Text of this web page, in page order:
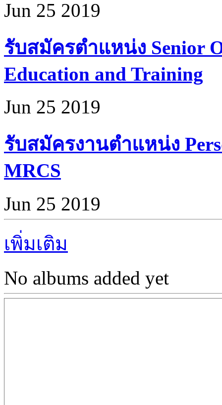
Jun 25 2019
รับสมัครตำแหน่ง Senior
Education and Training
Jun 25 2019
รับสมัครงานตำแหน่ง
MRCS
Jun 25 2019
เพิ่มเติม
No albums added yet